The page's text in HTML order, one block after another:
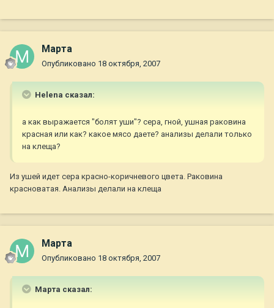
Марта
Опубликовано 18 октября, 2007
Helena сказал:
а как выражается "болят уши"? сера, гной, ушная раковина
красная или как? какое мясо даете? анализы делали только
на клеща?
Из ушей идет сера красно-коричневого цвета. Раковина
красноватая. Анализы делали на клеща
Марта
Опубликовано 18 октября, 2007
Марта сказал: